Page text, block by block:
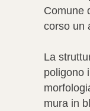
Comune
corso un
La
poligono
mura in